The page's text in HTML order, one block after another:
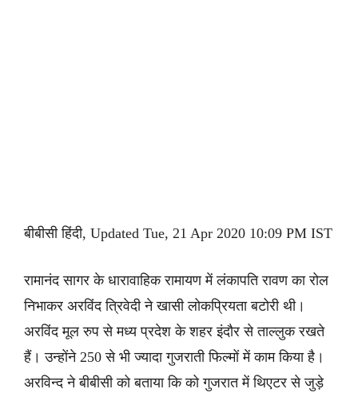
बीबीसी हिंदी, Updated Tue, 21 Apr 2020 10:09 PM IST
रामानंद सागर के धारावाहिक रामायण में लंकापति रावण का रोल
निभाकर अरविंद त्रिवेदी ने खासी लोकप्रियता बटोरी थी।
अरविंद मूल रुप से मध्य प्रदेश के शहर इंदौर से ताल्लुक रखते
हैं। उन्होंने 250 से भी ज्यादा गुजराती फिल्मों में काम किया है।
अरविन्द ने बीबीसी को बताया कि को गुजरात में थिएटर से जुड़े